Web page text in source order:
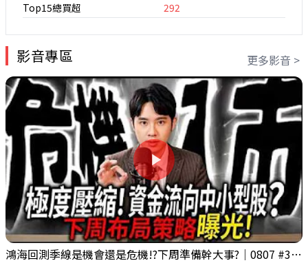
Top15總買超
292
影音專區 更多影音 >
鴻海回測季線是機會還是危機!?下周準備幹大事?｜0807 #3661 #2317 #2317鴻海